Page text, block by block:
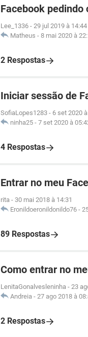
Facebook
Lee_1336 - 29 jul 2019 à 14:44
Matheus - 8 mai 2020 à
2 Respostas
Iniciar sessão de
SofiaLopes1283 - 6 set 2020
ninha25 - 7 set 2020 à
4 Respostas
Entrar no meu
rita - 30 mai 2018 à 14:31
Eronildoeronildonildo76 -
89 Respostas
Como entrar no
LenitaGonalvesleninha - 23
Andreia - 27 ago 2018 à
2 Respostas